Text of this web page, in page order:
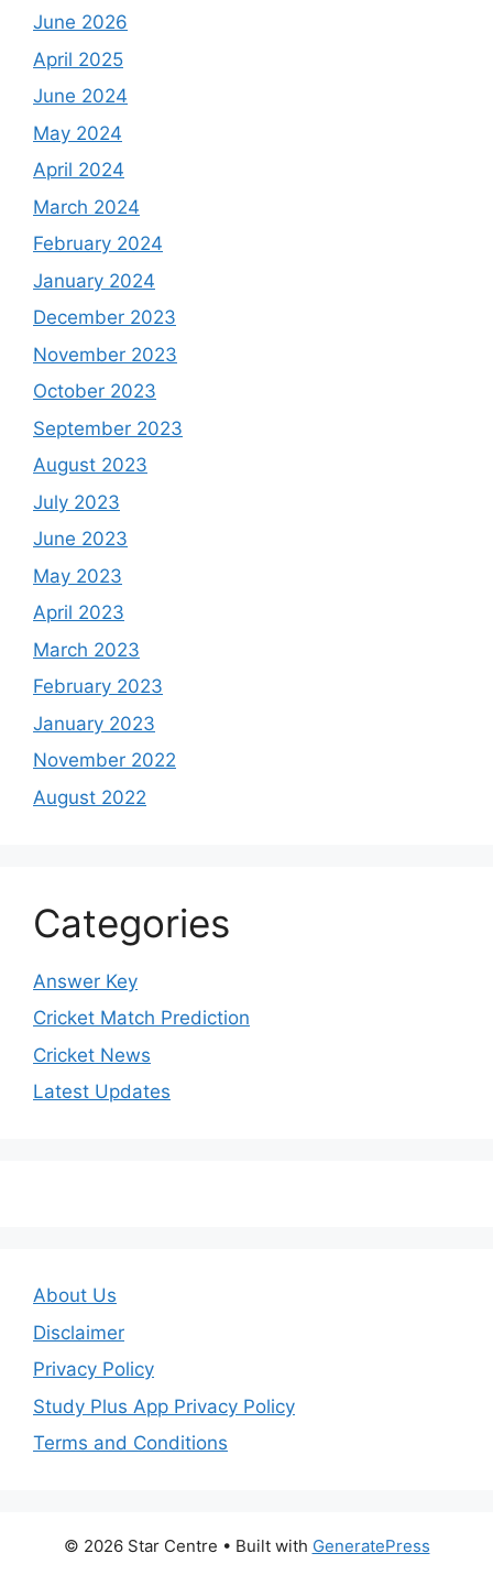
June 2026
April 2025
June 2024
May 2024
April 2024
March 2024
February 2024
January 2024
December 2023
November 2023
October 2023
September 2023
August 2023
July 2023
June 2023
May 2023
April 2023
March 2023
February 2023
January 2023
November 2022
August 2022
Categories
Answer Key
Cricket Match Prediction
Cricket News
Latest Updates
About Us
Disclaimer
Privacy Policy
Study Plus App Privacy Policy
Terms and Conditions
© 2026 Star Centre • Built with GeneratePress